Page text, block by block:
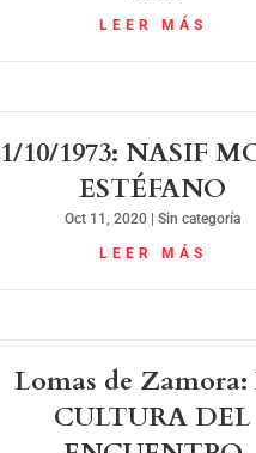
LEER MÁS
10/1973: NASIF
ESTÉFANO
Oct 11, 2020 |Sin categoría
LEER MÁS
Lomas de
CULTURA DEL